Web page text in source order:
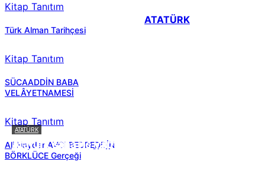
Kitap Tanıtım
Türk Alman Tarihçesi
Kitap Tanıtım
SÜCAADDİN BABA
VELÂYETNAMESİ
Kitap Tanıtım
Ali Haydar AVCI BEDREDDİN
BÖRKLÜCE Gerçeği
ATATÜRK
ATATÜRK
Atatürk sana ne yaptı?